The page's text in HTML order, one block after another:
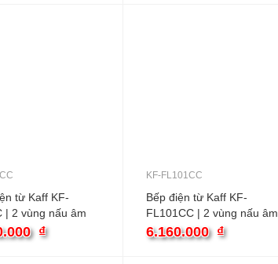
từ Kaff KF-
| 2 vùng nấu âm
₫
KF-FL101CC
Bếp điện từ Kaff KF-
FL101CC | 2 vùng nấu âm
6.160.000 ₫